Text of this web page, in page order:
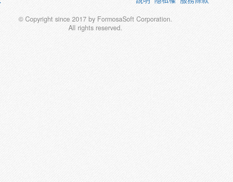
© Copyright since 2017 by FormosaSoft Corporation.
All rights reserved.